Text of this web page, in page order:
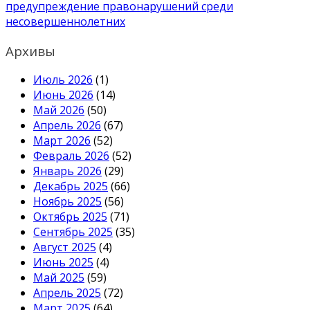
предупреждение правонарушений среди
несовершеннолетних
Архивы
Июль 2026 (1)
Июнь 2026 (14)
Май 2026 (50)
Апрель 2026 (67)
Март 2026 (52)
Февраль 2026 (52)
Январь 2026 (29)
Декабрь 2025 (66)
Ноябрь 2025 (56)
Октябрь 2025 (71)
Сентябрь 2025 (35)
Август 2025 (4)
Июнь 2025 (4)
Май 2025 (59)
Апрель 2025 (72)